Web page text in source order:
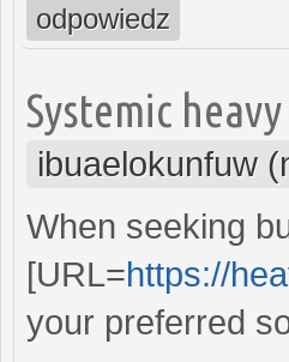
odpowiedz
Systemic
ibuaelokunfuw
When seeking
[URL=https://
your preferred